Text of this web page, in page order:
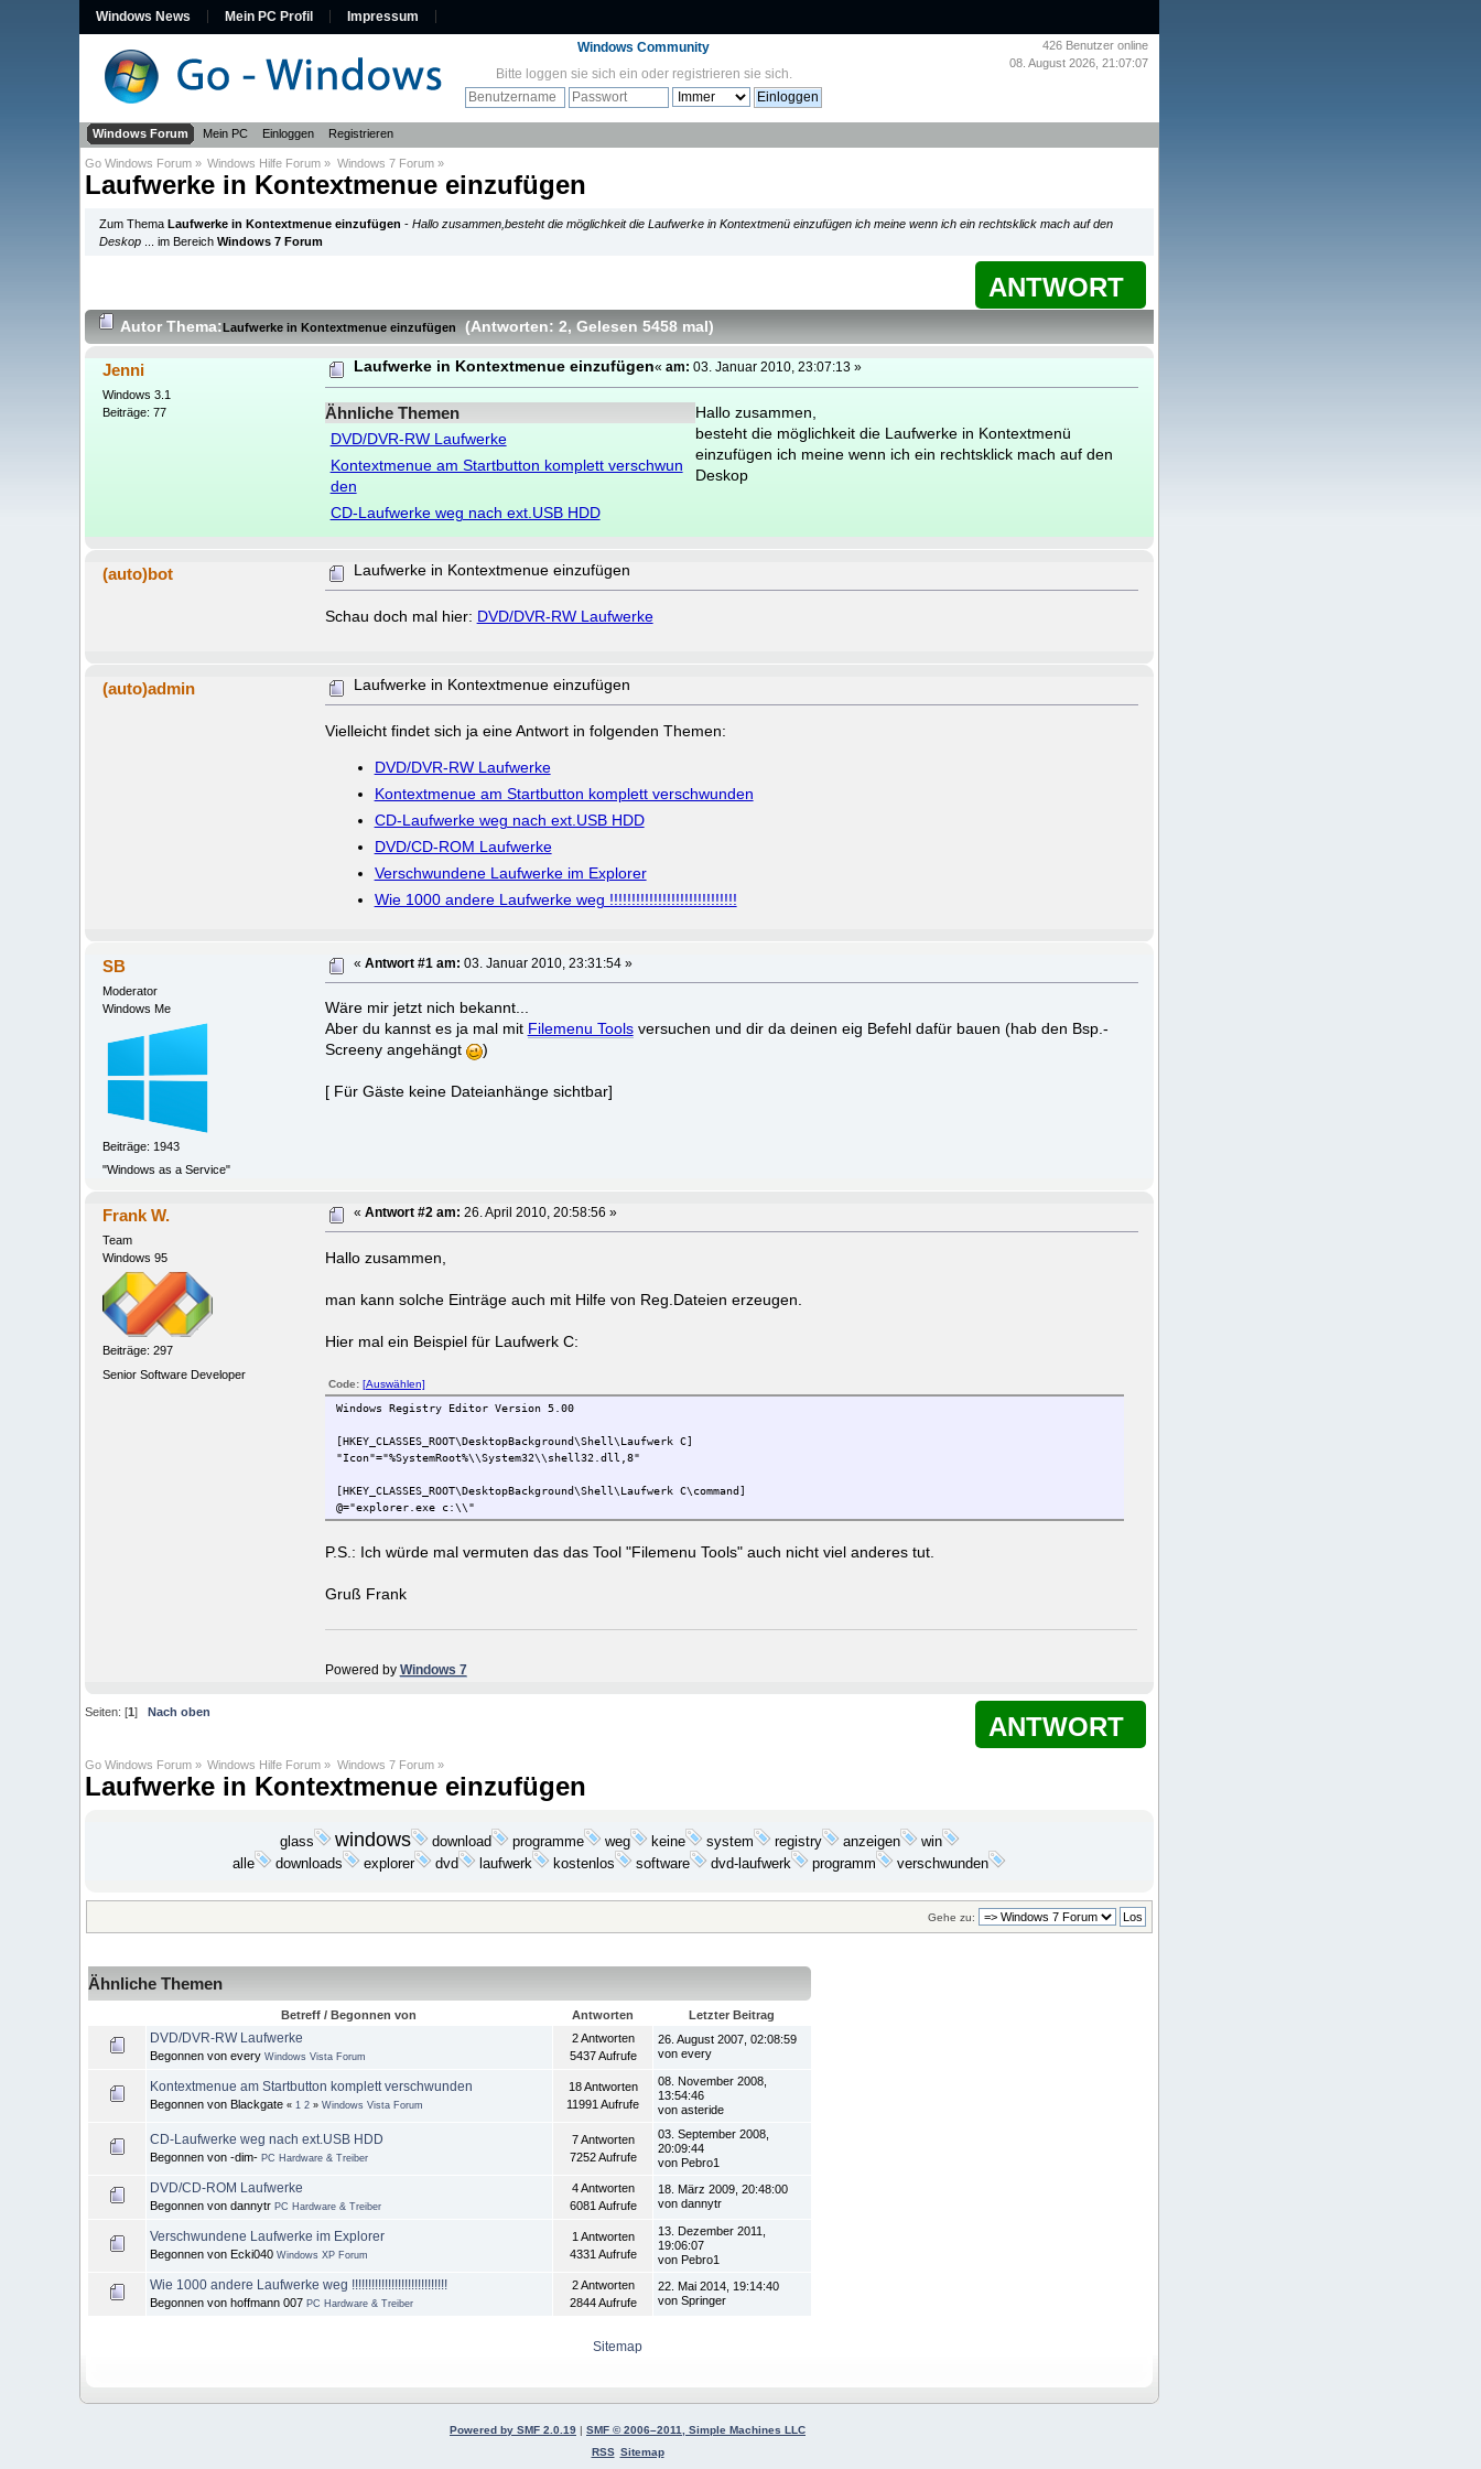
Windows News Mein PC Profil Impressum
426 Benutzer online
08. August 2026, 21:07:07
Windows Community
Bitte loggen sie sich ein oder registrieren sie sich.
Windows Forum Mein PC Einloggen Registrieren
Go Windows Forum » Windows Hilfe Forum » Windows 7 Forum»
Laufwerke in Kontextmenue einzufügen
Zum ThemaLaufwerke in Kontextmenue einzufügen -Hallo zusammen,besteht die möglichkeit die Laufwerke in Kontextmenü einzufügen ich meine wenn ich ein rechtsklick mach auf den
Deskop
... im BereichWindows 7 Forum
ANTWORT
AutorThema: Laufwerke in Kontextmenue einzufügen (Antworten: 2, Gelesen 5458 mal )
Jenni
Windows 3.1
Beiträge: 77
Laufwerke in Kontextmenue einzufügen«am: 03. Januar 2010, 23:07:13 »
Ähnliche Themen
DVD/DVR-RW Laufwerke
Kontextmenue am Startbutton komplett verschwun
den
CD-Laufwerke weg nach ext.USB HDD
Hallo zusammen,
besteht die möglichkeit die Laufwerke in Kontextmenü
einzufügen ich meine wenn ich ein rechtsklick mach auf den
Deskop
(auto)bot Laufwerke in Kontextmenue einzufügen
Schau doch mal hier: DVD/DVR-RW Laufwerke
(auto)admin Laufwerke in Kontextmenue einzufügen
Vielleicht findet sich ja eine Antwort in folgenden Themen:
DVD/DVR-RW Laufwerke
Kontextmenue am Startbutton komplett verschwunden
CD-Laufwerke weg nach ext.USB HDD
DVD/CD-ROM Laufwerke
Verschwundene Laufwerke im Explorer
Wie 1000 andere Laufwerke weg !!!!!!!!!!!!!!!!!!!!!!!!!!!!!
SB
Moderator
Windows Me
Beiträge: 1943
"Windows as a Service"
«Antwort #1 am: 03. Januar 2010, 23:31:54 »
Wäre mir jetzt nich bekannt...
Aber du kannst es ja mal mit Filemenu Toolsversuchen und dir da deinen eig Befehl dafür bauen (hab den Bsp.-
Screeny angehängt
)
[ Für Gäste keine Dateianhänge sichtbar]
Frank W.
Team
Windows 95
Beiträge: 297
Senior Software Developer
«Antwort #2 am: 26. April 2010, 20:58:56 »
Hallo zusammen,
man kann solche Einträge auch mit Hilfe von Reg.Dateien erzeugen.
Hier mal ein Beispiel für Laufwerk C:
Code: [Auswählen]
Windows Registry Editor Version 5.00
[HKEY_CLASSES_ROOT\DesktopBackground\Shell\Laufwerk C]
"Icon"="%SystemRoot%\\System32\\shell32.dll,8"
[HKEY_CLASSES_ROOT\DesktopBackground\Shell\Laufwerk C\command]
@="explorer.exe c:\\"
P.S.: Ich würde mal vermuten das das Tool "Filemenu Tools" auch nicht viel anderes tut.
Gruß Frank
Seiten: [ 1]Nach oben
Windows Hilfe Forum» Windows 7 Forum»
Laufwerke in Kontextmenue einzufügen
win
explorer dvd laufwerk programm
Ähnliche Themen
Betreff / Begonnen von Antworten Letzter Beitrag
DVD/DVR-RW Laufwerke
Windows Vista Forum
2 Antworten
26. August 2007, 02:08:59
von every
Kontextmenue am Startbutton komplett verschwunden
«
18 Antworten
08. November 2008,
13:54:46
von asteride
CD-Laufwerke weg nach ext.USB HDD
Begonnen von -dim-PC Hardware & Treiber
7 Antworten
7252 Aufrufe
03. September 2008,
von Pebro1
DVD/CD-ROM Laufwerke
Begonnen von dannytr PC Hardware & Treiber
4 Antworten
6081 Aufrufe
18. März 2009, 20:48:00
Verschwundene Laufwerke im Explorer
1 Antworten
13. Dezember 2011,